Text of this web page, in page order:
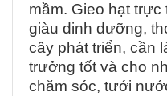
mầm. Gieo hạt
giàu dinh dưỡng,
cây phát triển, cần
trưởng tốt và cho
chăm sóc, tưới